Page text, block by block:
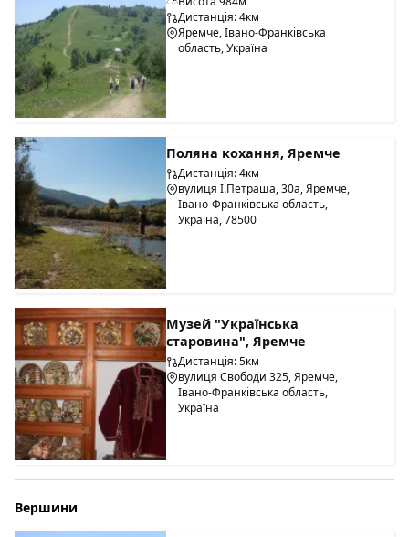
Дистанція: 4км
Яремче, Івано-Франківська
область, Україна
Поляна кохання, Яремче
Дистанція: 4км
вулиця І.Петраша, 30а, Яремче,
Івано-Франківська область,
Україна, 78500
Музей "Українська
старовина", Яремче
Дистанція: 5км
вулиця Свободи 325, Яремче,
Івано-Франківська область,
Україна
Вершини